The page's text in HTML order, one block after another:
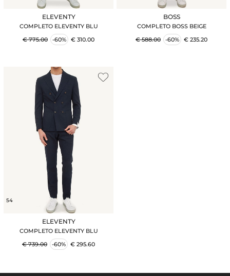
ELEVENTY
COMPLETO ELEVENTY BLU
€ 775.00
-60% € 310.00
BOSS
COMPLETO BOSS BEIGE
€ 588.00
-60% € 235.20
54
ELEVENTY
COMPLETO ELEVENTY BLU
€ 739.00
-60% € 295.60